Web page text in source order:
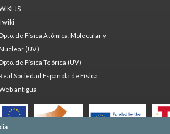
Dpto. de Física Atómica, Molecular y
Nuclear (UV)
Dpto. de Física Teórica (UV)
Real Sociedad Española de Física
antigua